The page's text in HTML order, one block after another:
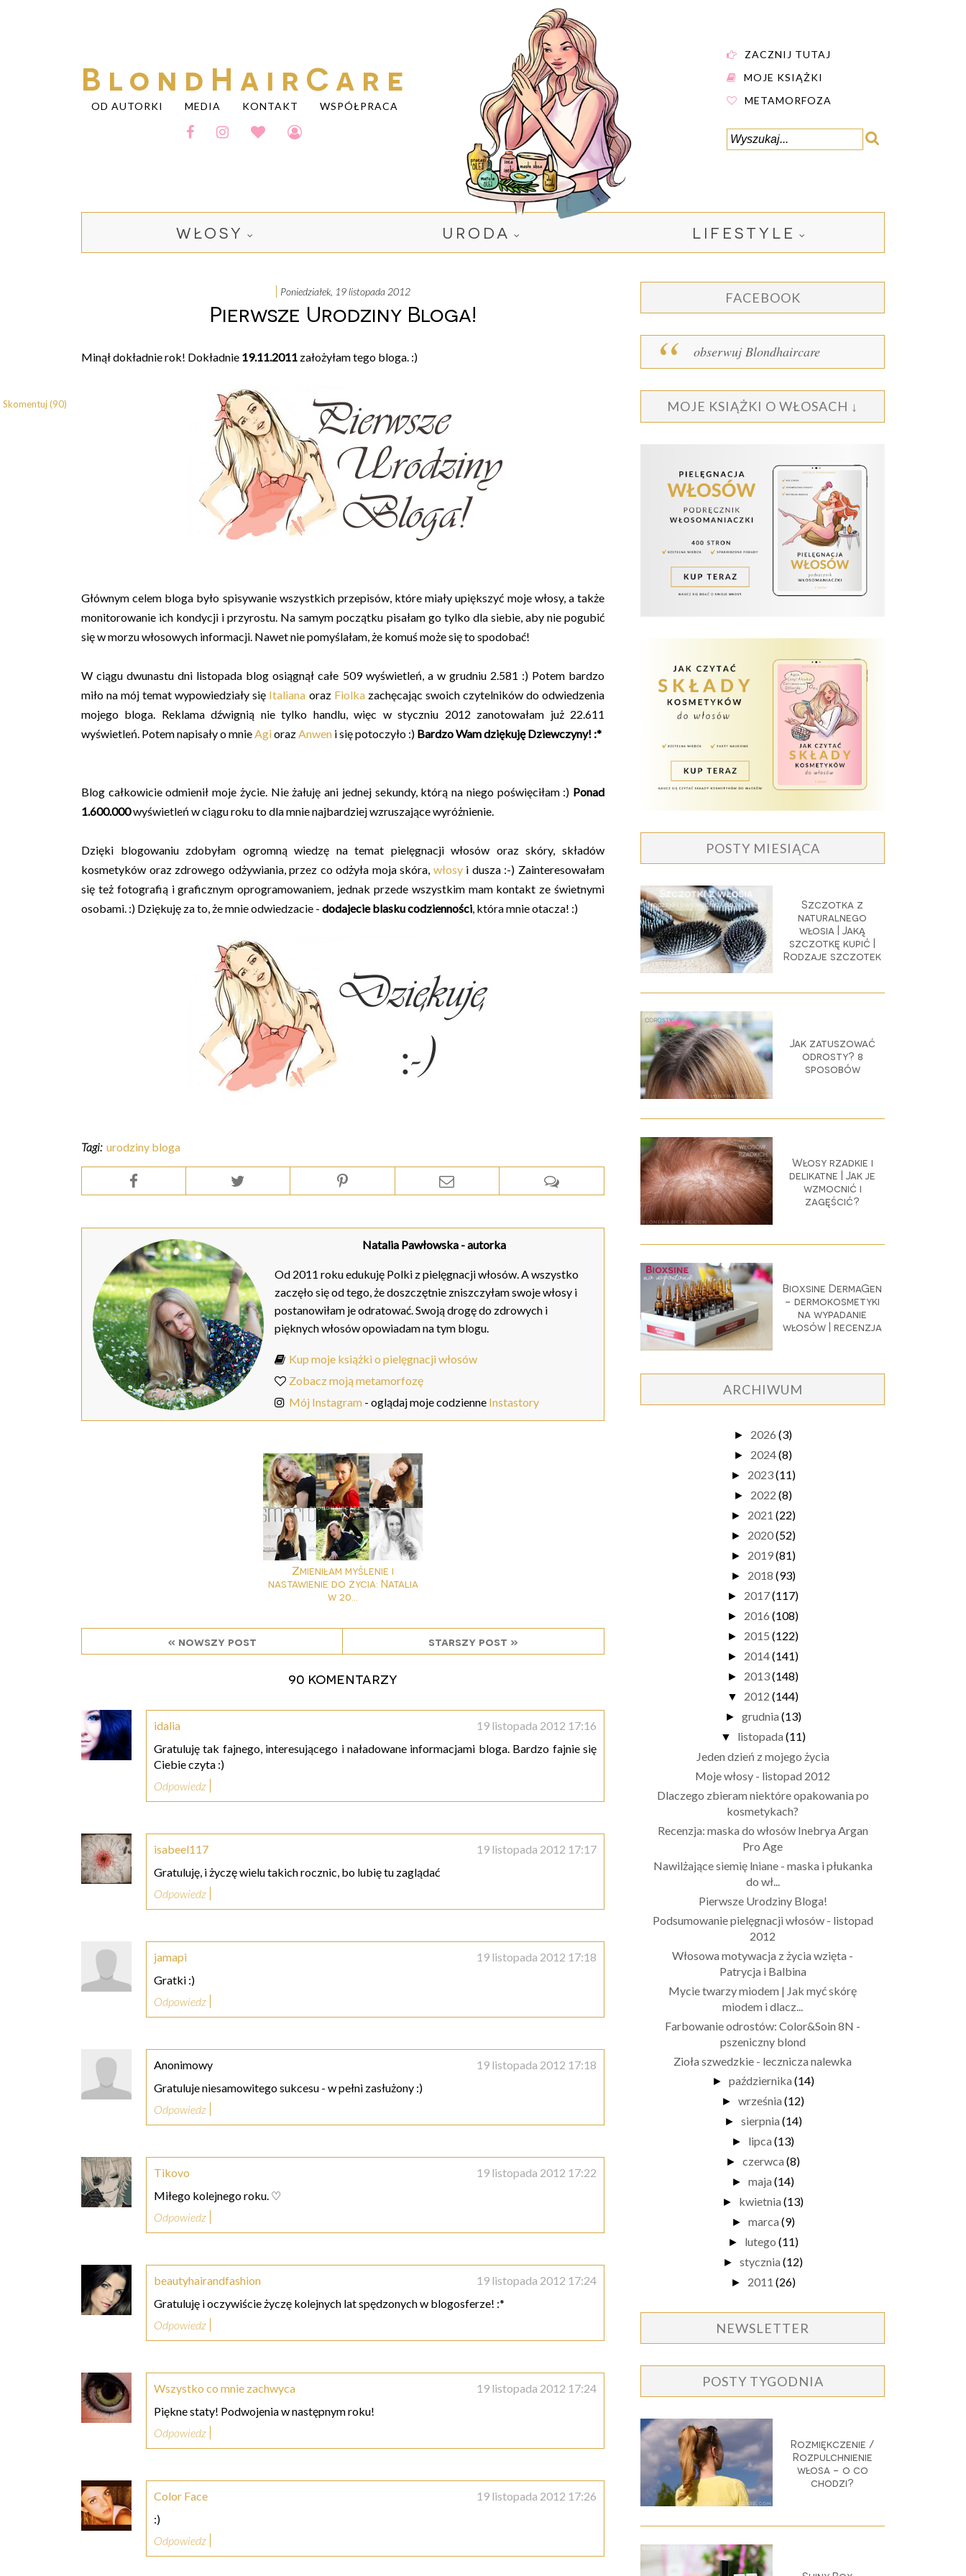
BlondHairCare
OD AUTORKI MEDIA KONTAKT WSPÓŁPRACA
ZACZNIJ TUTAJ
MOJE KSIĄŻKI
METAMORFOZA
WŁOSY URODA LIFESTYLE
poniedziałek, 19 listopada 2012
Pierwsze Urodziny Bloga!
Minął dokładnie rok! Dokładnie 19.11.2011 założyłam tego bloga. :)
Głównym celem bloga było spisywanie wszystkich przepisów, które miały upiększyć moje włosy, a także
monitorowanie ich kondycji i przyrostu. Na samym początku pisałam go tylko dla siebie, aby nie pogubić
się w morzu włosowych informacji. Nawet nie pomyślałam, że komuś może się to spodobać!
W ciągu dwunastu dni listopada blog osiągnął całe 509 wyświetleń, a w grudniu 2.581 :) Potem bardzo
miło na mój temat wypowiedziały się Italiana oraz Fiolkazachęcając swoich czytelników do odwiedzenia
mojego bloga. Reklama dźwignią nie tylko handlu, więc w styczniu 2012 zanotowałam już 22.611
wyświetleń. Potem napisały o mnieAgiorazAnwen i się potoczyło :) Bardzo Wam dziękuję Dziewczyny! :*
Blog całkowicie odmienił moje życie. Nie żałuję ani jednej sekundy, którą na niego poświęciłam :) Ponad
1.600.000wyświetleń w ciągu roku to dla mnie najbardziej wzruszające wyróżnienie.
Dzięki blogowaniu zdobyłam ogromną wiedzę na temat pielęgnacji włosów oraz skóry, składów
kosmetyków oraz zdrowego odżywiania, przez co odżyła moja skóra, włosyi dusza :-) Zainteresowałam
się też fotografią i graficznym oprogramowaniem, jednak przede wszystkim mam kontakt ze świetnymi
osobami. :) Dziękuję za to, że mnie odwiedzacie - dodajecie blasku codzienności, która mnie otacza! :)
Tagi: urodziny bloga
Skomentuj (90)
Natalia Pawłowska- autorka
Od 2011 roku edukuję Polki z pielęgnacji włosów. A wszystko
zaczęło się od tego, że doszczętnie zniszczyłam swoje włosy i
postanowiłam je odratować. Swoją drogę do zdrowych i
pięknych włosów opowiadam na tym blogu.
Kup moje książki o pielęgnacji włosów
Zobacz moją metamorfozę
Mój Instagram - oglądaj moje codzienne Instastory
Zmieniłam myślenie i
nastawienie do życia: Natalia
w 20...
« nowszy post starszy post »
90 komentarzy
idalia
19 listopada 2012 17:16
Gratuluję tak fajnego, interesującego i naładowane informacjami bloga. Bardzo fajnie się
Ciebie czyta :)
Odpowiedz
isabeel117
19 listopada 2012 17:17
Gratuluję, i życzę wielu takich rocznic, bo lubię tu zaglądać
Odpowiedz
jamapi
19 listopada 2012 17:18
Gratki :)
Odpowiedz
Anonimowy
19 listopada 2012 17:18
Gratuluje niesamowitego sukcesu - w pełni zasłużony :)
Odpowiedz
Tikovo
19 listopada 2012 17:22
Miłego kolejnego roku. ♡
Odpowiedz
beautyhairandfashion
19 listopada 2012 17:24
Gratuluję i oczywiście życzę kolejnych lat spędzonych w blogosferze! :*
Odpowiedz
Wszystko co mnie zachwyca
19 listopada 2012 17:24
Piękne staty! Podwojenia w następnym roku!
Odpowiedz
Color Face
19 listopada 2012 17:26
:)
Odpowiedz
FACEBOOK
obserwuj Blondhaircare
MOJE KSIĄŻKI O WŁOSACH ↓
POSTY MIESIĄCA
Szczotka z
naturalnego
włosia | Jaką
szczotkę kupić |
Rodzaje szczotek
Jak zatuszować
odrosty? 8
sposobów
Włosy rzadkie i
delikatne | Jak je
wzmocnić i
zagęścić?
Bioxsine DermaGen
- dermokosmetyki
na wypadanie
włosów | recenzja
ARCHIWUM
► 2026 (3)
► 2024(8)
► 2023(11)
► 2022 (8)
► 2021 (22)
► 2020(52)
► 2019(81)
► 2018 (93)
► 2017(117)
► 2016 (108)
► 2015 (122)
► 2014(141)
► 2013(148)
▼ 2012 (144)
► grudnia (13)
▼ listopada (11)
Jeden dzień z mojego życia
Moje włosy - listopad 2012
Dlaczego zbieram niektóre opakowania po
kosmetykach?
Recenzja: maska do włosów Inebrya Argan
Pro Age
Nawilżające siemię lniane - maska i płukanka
do wł...
Pierwsze Urodziny Bloga!
Podsumowanie pielęgnacji włosów - listopad
2012
Włosowa motywacja z życia wzięta -
Patrycja i Balbina
Mycie twarzy miodem | Jak myć skórę
miodem i dlacz...
Farbowanie odrostów: Color&Soin 8N -
pszeniczny blond
Zioła szwedzkie - lecznicza nalewka
► października (14)
► września (12)
► sierpnia (14)
► lipca (13)
► czerwca (8)
► maja (14)
► kwietnia (13)
► marca (9)
► lutego (11)
► stycznia (12)
► 2011 (26)
NEWSLETTER
POSTY TYGODNIA
Rozmiękczenie /
Rozpulchnienie
włosa - o co
chodzi?